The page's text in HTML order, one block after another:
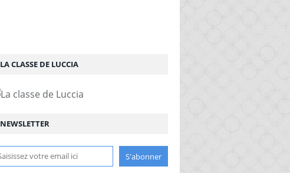
NEWSLETTER
LA CLASSE DE LUCCIA